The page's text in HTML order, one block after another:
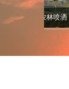
直升机农林喷洒